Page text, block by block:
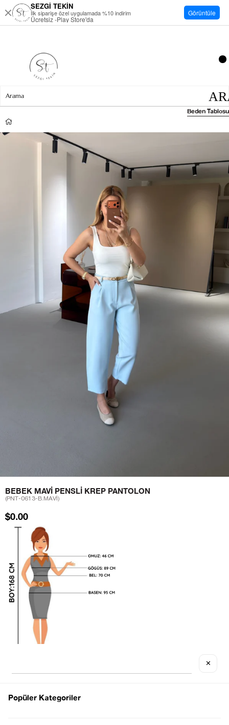
BEBEK MAVI PENSLI KREP PANTOLON
(PNT-0613-B.MAVİ)
$0.00
S beden : 95 cm ( +/- 2 cm )
Beden Tablosu
SEZGİ TEKİN
İlk siparişe özel uygulamada %10 indirim
Ücretsiz -Play Store'da
Görüntüle
✕
Popüler Kategoriler